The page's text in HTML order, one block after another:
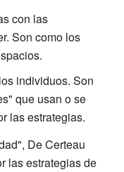
con las
Son como los
individuos. Son
que usan o se
las estrategias.
De Certeau
las estrategias de